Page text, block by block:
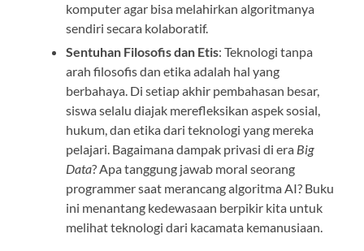
komputer agar bisa melahirkan algoritmanya
sendiri secara kolaboratif.
Sentuhan Filosofis dan Etis: Teknologi tanpa
arah filosofis dan etika adalah hal yang
berbahaya. Di setiap akhir pembahasan besar,
siswa selalu diajak merefleksikan aspek sosial,
hukum, dan etika dari teknologi yang mereka
pelajari. Bagaimana dampak privasi di era Big
Data? Apa tanggung jawab moral seorang
programmer saat merancang algoritma AI? Buku
ini menantang kedewasaan berpikir kita untuk
melihat teknologi dari kacamata kemanusiaan.